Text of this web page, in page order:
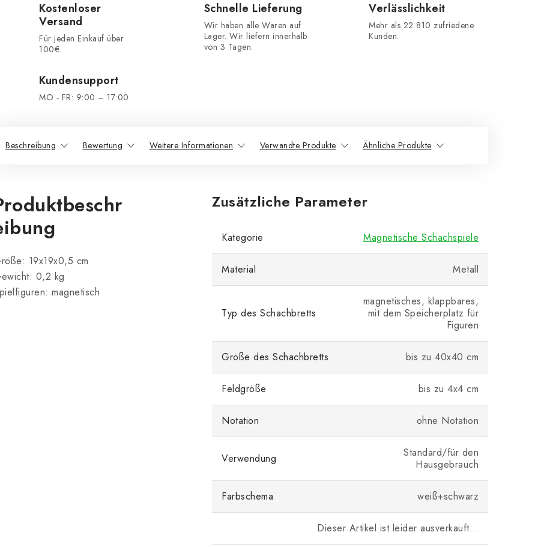
Kostenloser
Versand
Für jeden Einkauf über
100€.
Schnelle Lieferung
Wir haben alle Waren auf
Lager. Wir liefern innerhalb
von 3 Tagen.
Verlässlichkeit
Mehr als 22 810 zufriedene
Kunden.
Kundensupport
MO - FR: 9:00 – 17:00
Beschreibung Bewertung Weitere Informationen Verwandte Produkte Ähnliche Produkte
19x19x0,5 cm
0,2 kg
magnetisch
Zusätzliche Parameter
Kategorie Magnetische Schachspiele
Material Metall
Typ des Schachbretts
magnetisches, klappbares,
mit dem Speicherplatz für
Figuren
Größe des Schachbretts bis zu 40x40 cm
Feldgröße bis zu 4x4 cm
Notation ohne Notation
Verwendung
Standard/für den
Hausgebrauch
Farbschema weiß+schwarz
Dieser Artikel ist leider ausverkauft…